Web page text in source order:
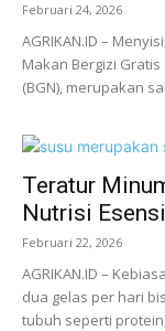
Februari 24, 2026
AGRIKAN.ID –
Makan Bergizi
(BGN), merupakan
Teratur
Nutrisi
Februari 22, 2026
AGRIKAN.ID –
dua gelas per hari
tubuh seperti